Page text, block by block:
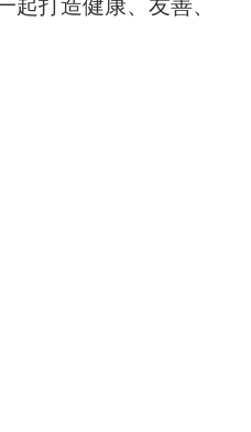
起打造健康、友善、